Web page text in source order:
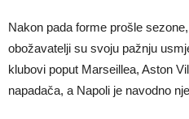
Nakon pada forme prošle
obožavatelji su svoju pažnju
klubovi poput Marseillea, Aston
napadača, a Napoli je navodno